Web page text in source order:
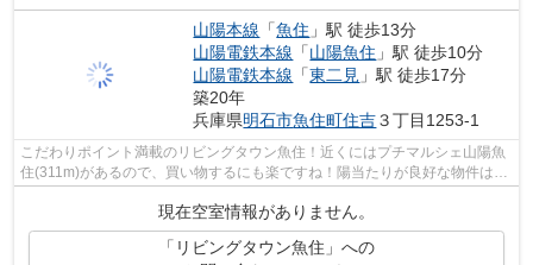
山陽本線 「魚住 」駅 徒歩13分
山陽電鉄本線 「山陽魚住 」駅 徒歩10分
山陽電鉄本線 「東二見 」駅 徒歩17分
築20年
兵庫県明石市魚住町住吉３丁目1253-1
こだわりポイント満載のリビングタウン魚住！近くにはプチマルシェ山陽魚
住(311m)があるので、買い物するにも楽ですね！陽当たりが良好な物件は寒
現在空室情報がありません。
「リビングタウン魚住」への